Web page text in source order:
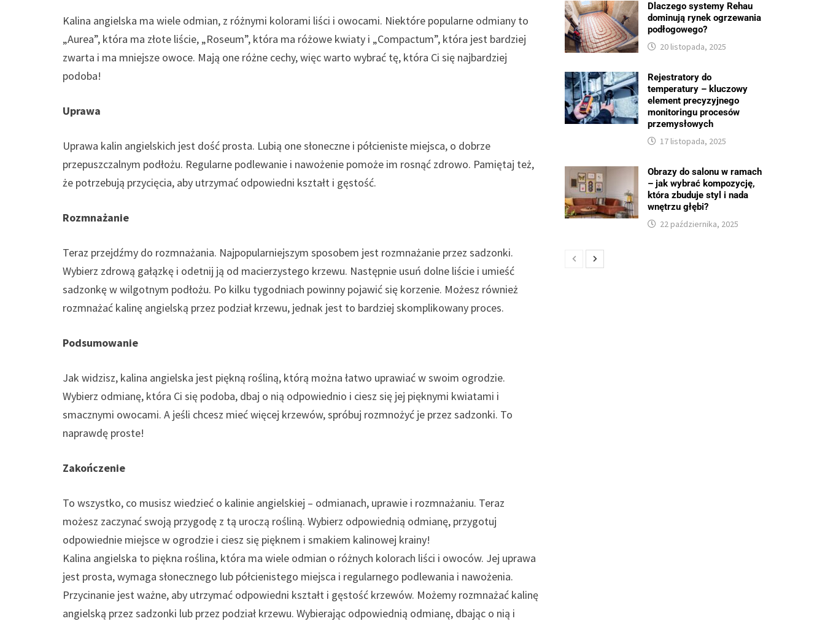
Kalina angielska ma wiele odmian, z różnymi kolorami liści i owocami. Niektóre popularne odmiany to
„Aurea”, która ma złote liście, „Roseum”, która ma różowe kwiaty i „Compactum”, która jest bardziej
zwarta i ma mniejsze owoce. Mają one różne cechy, więc warto wybrać tę, która Ci się najbardziej
podoba!
Uprawa
Uprawa kalin angielskich jest dość prosta. Lubią one słoneczne i półcieniste miejsca, o dobrze
przepuszczalnym podłożu. Regularne podlewanie i nawożenie pomoże im rosnąć zdrowo. Pamiętaj też,
że potrzebują przycięcia, aby utrzymać odpowiedni kształt i gęstość.
Rozmnażanie
Teraz przejdźmy do rozmnażania. Najpopularniejszym sposobem jest rozmnażanie przez sadzonki.
Wybierz zdrową gałązkę i odetnij ją od macierzystego krzewu. Następnie usuń dolne liście i umieść
sadzonkę w wilgotnym podłożu. Po kilku tygodniach powinny pojawić się korzenie. Możesz również
rozmnażać kalinę angielską przez podział krzewu, jednak jest to bardziej skomplikowany proces.
Podsumowanie
Jak widzisz, kalina angielska jest piękną rośliną, którą można łatwo uprawiać w swoim ogrodzie.
Wybierz odmianę, która Ci się podoba, dbaj o nią odpowiednio i ciesz się jej pięknymi kwiatami i
smacznymi owocami. A jeśli chcesz mieć więcej krzewów, spróbuj rozmnożyć je przez sadzonki. To
naprawdę proste!
Zakończenie
To wszystko, co musisz wiedzieć o kalinie angielskiej – odmianach, uprawie i rozmnażaniu. Teraz
możesz zaczynać swoją przygodę z tą uroczą rośliną. Wybierz odpowiednią odmianę, przygotuj
odpowiednie miejsce w ogrodzie i ciesz się pięknem i smakiem kalinowej krainy!
Kalina angielska to piękna roślina, która ma wiele odmian o różnych kolorach liści i owoców. Jej uprawa
jest prosta, wymaga słonecznego lub półcienistego miejsca i regularnego podlewania i nawożenia.
Przycinanie jest ważne, aby utrzymać odpowiedni kształt i gęstość krzewów. Możemy rozmnażać kalinę
angielską przez sadzonki lub przez podział krzewu. Wybierając odpowiednią odmianę, dbając o nią i
Dlaczego systemy Rehau
dominują rynek ogrzewania
podłogowego?
20 listopada, 2025
Rejestratory do
temperatury – kluczowy
element precyzyjnego
monitoringu procesów
przemysłowych
17 listopada, 2025
Obrazy do salonu w ramach
– jak wybrać kompozycję,
która zbuduje styl i nada
wnętrzu głębi?
22 października, 2025